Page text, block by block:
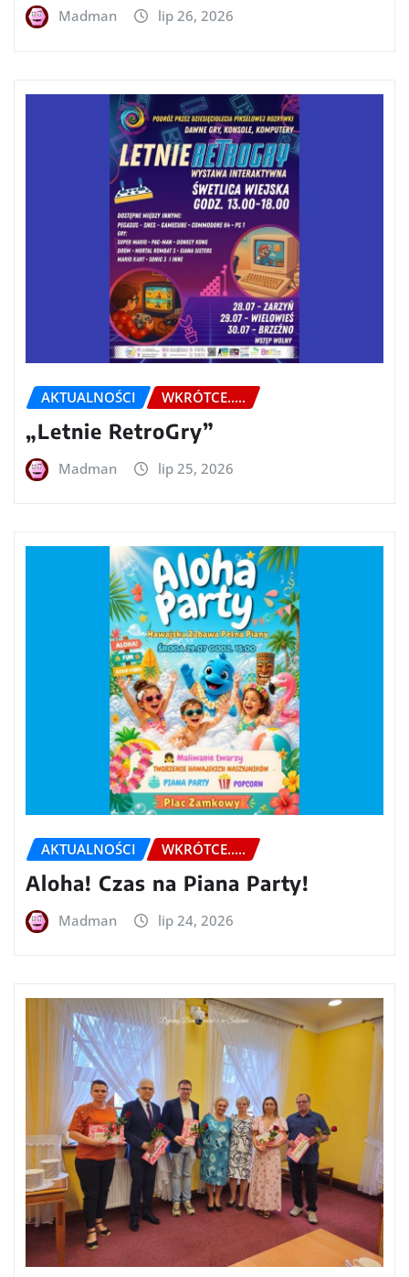
Madman lip 26, 2026
AKTUALNOŚCI WKRÓTCE.....
„Letnie RetroGry”
Madman lip 25, 2026
AKTUALNOŚCI WKRÓTCE.....
Aloha! Czas na Piana Party!
Madman lip 24, 2026